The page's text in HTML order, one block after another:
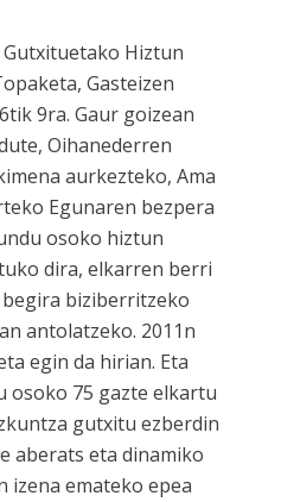
Gutxituetako Hiztun
Gasteizen
9ra. Gaur goizean
Oihanederren
aurkezteko, Ama
Egunaren bezpera
osoko hiztun
dira, elkarren berri
biziberritzeko
antolatzeko. 2011n
egin da hirian. Eta
osoko 75 gazte elkartu
gutxitu ezberdin
aberats eta dinamiko
izena emateko epea